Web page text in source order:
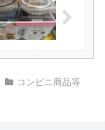
コンビニ商品等